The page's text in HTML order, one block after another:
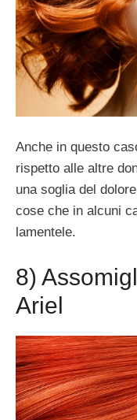
Anche in questo
rispetto alle altre
una soglia del
cose che in alcuni
lamentele.
8)
Ariel